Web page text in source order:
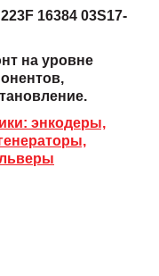
16384 03S17-
на уровне
энкодеры,